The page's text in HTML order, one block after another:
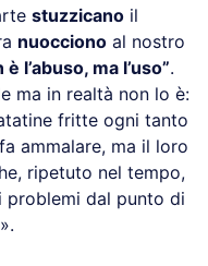
stuzzicano il
nuocciono al nostro
l’abuso, ma l’uso”.
ma in realtà non lo è:
fritte ogni tanto
ammalare, ma il loro
ripetuto nel tempo,
problemi dal punto di
».